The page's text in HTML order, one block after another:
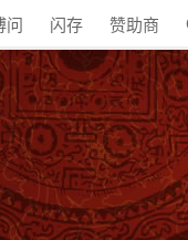
问 闪存 赞助商